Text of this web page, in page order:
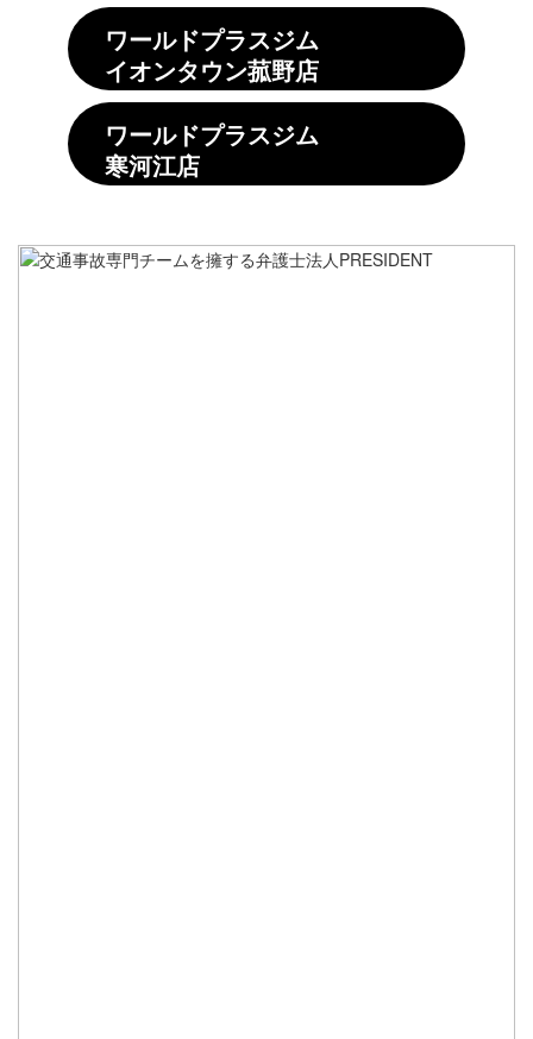
ワールドプラスジム
イオンタウン菰野店
ワールドプラスジム
寒河江店